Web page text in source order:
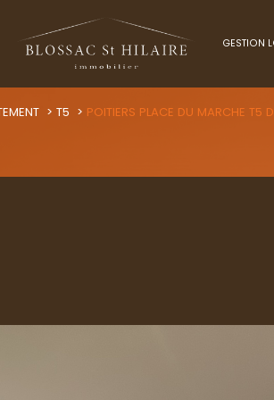
GESTION
Voir les0
T5 POITIERS PLACE DU MARCHE T5